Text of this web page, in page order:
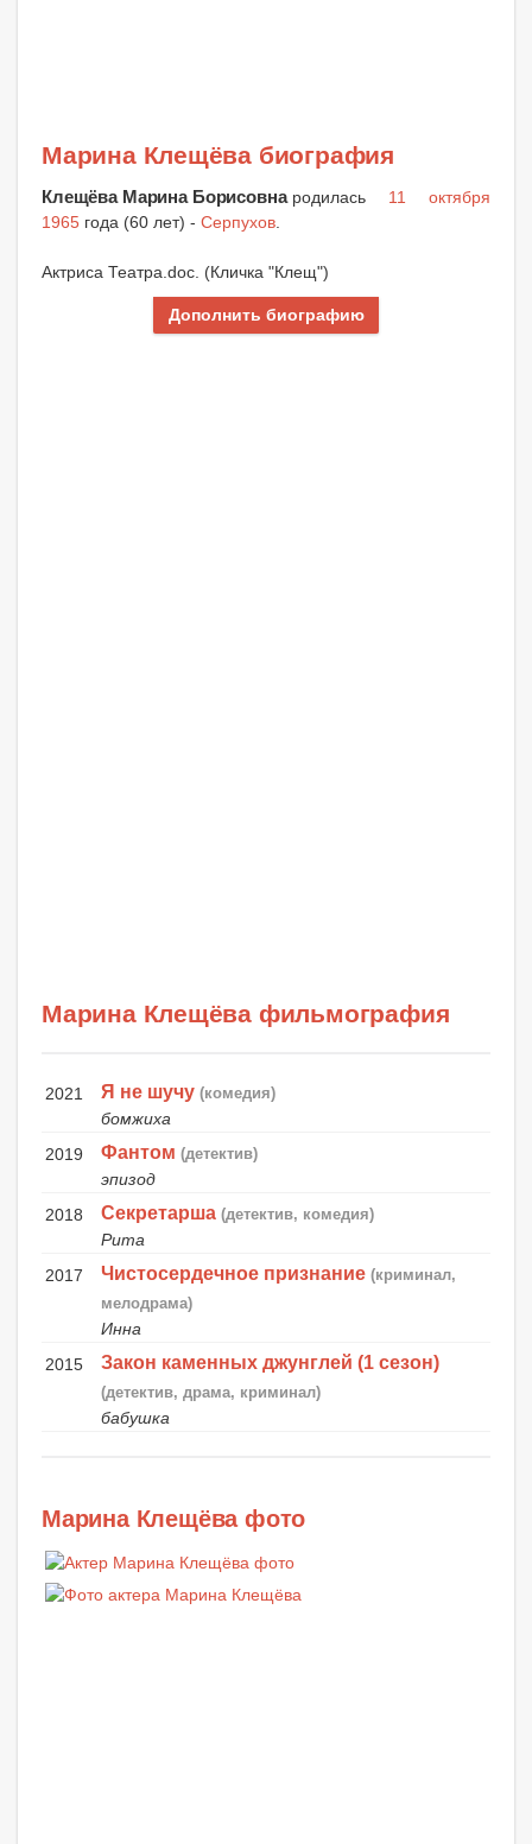
Марина Клещёва биография
Клещёва Марина Борисовна родилась 11 октября
1965 года (60 лет) - Серпухов
Актриса Театра.doc. (Кличка "Клещ")
Дополнить биографию
Марина Клещёва фильмография
2021 Я не шучу (комедия)
бомжиха
2019
Фантом (детектив)
эпизод
2018
Секретарша (детектив, комедия)
Рита
2017
Чистосердечное признание (криминал,
мелодрама)
Инна
2015
Закон каменных джунглей (1 сезон)
(детектив, драма, криминал)
бабушка
Марина Клещёва фото